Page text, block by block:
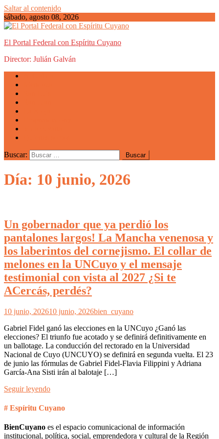
Saltar al contenido
sábado, agosto 08, 2026
El Portal Federal con Espíritu Cuyano
Director: Julián Galván
Buscar:
Día: 10 junio, 2026
Un gobernador que ya perdió los
pantalones largos! La Mancha venenosa y
los laberintos del cornejismo. El collar de
melones en la UNCuyo y el mensaje
testimonial con vista al 2027 ¿Si te
ACercás, perdés?
10 junio, 202610 junio, 2026bien_cuyano
Gabriel Fidel ganó las elecciones en la UNCuyo ¿Ganó las
elecciones? El triunfo fue acotado y se definirá definitivamente en
un ballotage. La conducción del rectorado en la Universidad
Nacional de Cuyo (UNCUYO) se definirá en segunda vuelta. El 23
de junio las fórmulas de Gabriel Fidel-Flavia Filippini y Adriana
García-Ana Sisti irán al balotaje […]
Seguir leyendo
# Espíritu Cuyano
BienCuyano es el espacio comunicacional de información
institucional, política, social, emprendedora y cultural de la Región